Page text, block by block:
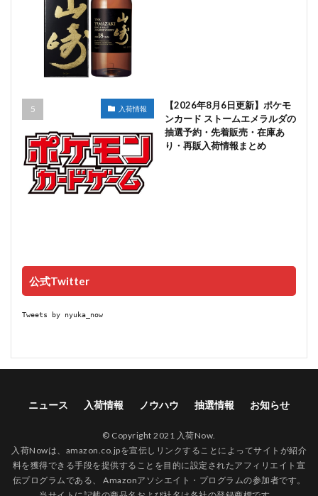
入荷情報
【2026年8月6日更新】ポケモ
ンカード ストームエメラルダの
抽選予約・先着販売・在庫あ
り・再販入荷情報まとめ
公式Twitter
Tweets by nyuka_now
ニュース 入荷情報 ノウハウ 抽選情報 お知らせ
© Copyright 2021 入荷Now.
入荷Nowは、amazon.co.jpを宣伝しリンクすることによってサイトが紹介
料を獲得できる手段を提供することを目的に設定されたアフィリエイト宣
伝プログラムである、 Amazonアソシエイト・プログラムの参加者です。